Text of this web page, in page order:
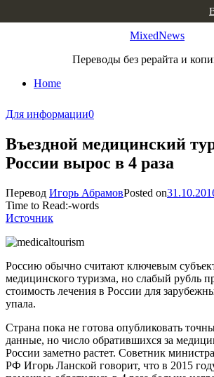
MixedNews
Переводы без рерайта и
Home
Для информации0
Въездной медицинский
России вырос в 4 раза
Перевод Игорь АбрамовPosted on
Time to Read:-words
Источник
Россию обычно считают ключевым
медицинского туризма, но слабый рубль
стоимость лечения в России для
упала.
Страна пока не готова опубликовать
данные, но число обратившихся за
России заметно растет. Советник
РФ Игорь Ланской говорит, что в 2015